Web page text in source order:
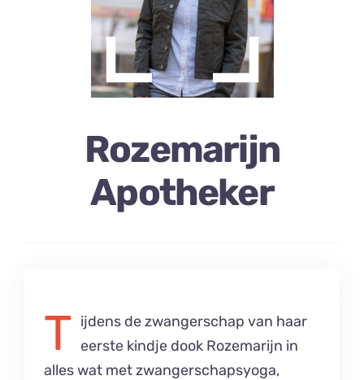
Rozemarijn
Apotheker
T ​​​​​​​ijdens de zwangerschap van haar
eerste kindje dook Rozemarijn in
alles wat met zwangerschapsyoga,